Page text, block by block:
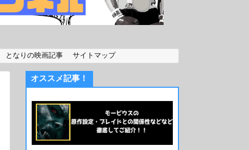
となりの映画記事 サイトマップ
オススメ記事！